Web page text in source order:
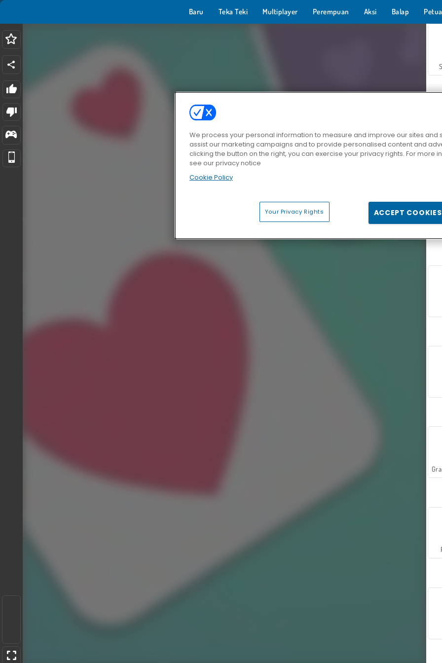
Baru Teka Teki Multiplayer Perempuan Aksi Balap
We process your personal information to measure and improve our sites and
assist our marketing campaigns and to provide personalised content and
clicking the button on the right, you can exercise your privacy rights. For more
see our privacy notice
Cookie Policy
Your Privacy Rights ACCEPT COOKIES